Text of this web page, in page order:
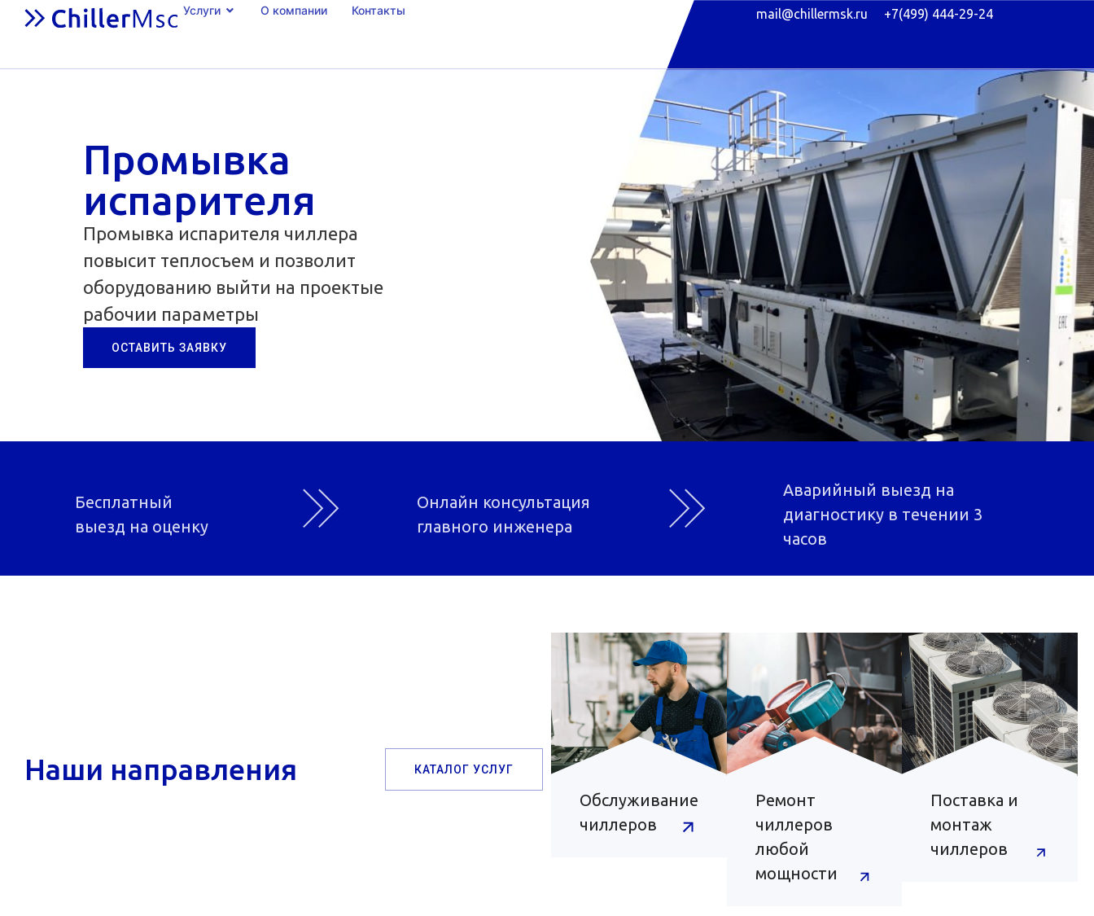
Услуги О компании Контакты mail@chillermsk.ru +7(499) 444-29-24
Промывка
испарителя
Промывка испарителя чиллера
повысит теплосъем и позволит
оборудованию выйти на проектые
рабочии параметры
ОСТАВИТЬ ЗАЯВКУ
Бесплатный
выезд на оценку
Онлайн консультация
главного инженера
Аварийный выезд на
диагностику в течении 3
часов
Наши направления КАТАЛОГ УСЛУГ
Обслуживание
чиллеров
Ремонт
чиллеров
любой
мощности
Поставка и
монтаж
чиллеров